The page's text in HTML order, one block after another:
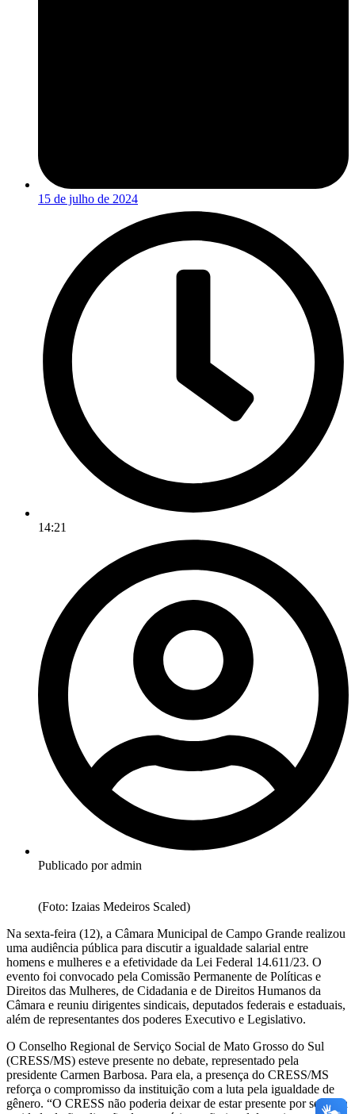
15 de julho de 2024
14:21
Publicado poradmin
(Foto: Izaias Medeiros Scaled)
Na sexta-feira (12), a Câmara Municipal de Campo Grande realizou
uma audiência pública para discutir a igualdade salarial entre
homens e mulheres e a efetividade da Lei Federal 14.611/23. O
evento foi convocado pela Comissão Permanente de Políticas e
Direitos das Mulheres, de Cidadania e de Direitos Humanos da
Câmara e reuniu dirigentes sindicais, deputados federais e estaduais,
além de representantes dos poderes Executivo e Legislativo.
O Conselho Regional de Serviço Social de Mato Grosso do Sul
(CRESS/MS) esteve presente no debate, representado pela
presidente Carmen Barbosa. Para ela, a presença do CRESS/MS
reforça o compromisso da instituição com a luta pela igualdade de
gênero. “O CRESS não poderia deixar de estar presente por ser uma